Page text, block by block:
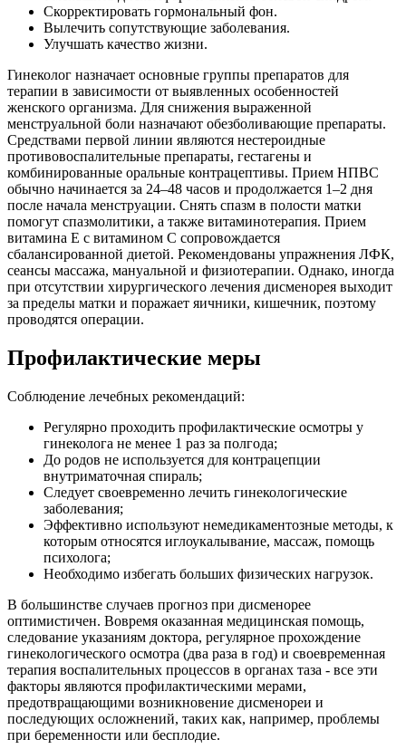
Скорректировать гормональный фон.
Вылечить сопутствующие заболевания.
Улучшать качество жизни.
Гинеколог назначает основные группы препаратов для
терапии в зависимости от выявленных особенностей
женского организма. Для снижения выраженной
менструальной боли назначают обезболивающие препараты.
Средствами первой линии являются нестероидные
противовоспалительные препараты, гестагены и
комбинированные оральные контрацептивы. Прием НПВС
обычно начинается за 24–48 часов и продолжается 1–2 дня
после начала менструации. Снять спазм в полости матки
помогут спазмолитики, а также витаминотерапия. Прием
витамина Е с витамином С сопровождается
сбалансированной диетой. Рекомендованы упражнения ЛФК,
сеансы массажа, мануальной и физиотерапии. Однако, иногда
при отсутствии хирургического лечения дисменорея выходит
за пределы матки и поражает яичники, кишечник, поэтому
проводятся операции.
Профилактические меры
Соблюдение лечебных рекомендаций:
Регулярно проходить профилактические осмотры у
гинеколога не менее 1 раз за полгода;
До родов не используется для контрацепции
внутриматочная спираль;
Следует своевременно лечить гинекологические
заболевания;
Эффективно используют немедикаментозные методы, к
которым относятся иглоукалывание, массаж, помощь
психолога;
Необходимо избегать больших физических нагрузок.
В большинстве случаев прогноз при дисменорее
оптимистичен. Вовремя оказанная медицинская помощь,
следование указаниям доктора, регулярное прохождение
гинекологического осмотра (два раза в год) и своевременная
терапия воспалительных процессов в органах таза - все эти
факторы являются профилактическими мерами,
предотвращающими возникновение дисменореи и
последующих осложнений, таких как, например, проблемы
при беременности или бесплодие.